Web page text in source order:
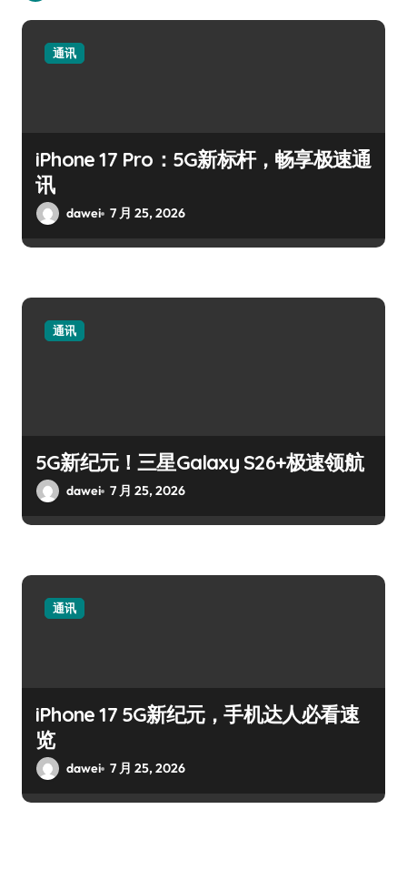
通讯
iPhone 17 Pro：5G新标杆，畅享极速通
讯
dawei 7 月 25, 2026
通讯
5G新纪元！三星Galaxy S26+极速领航
dawei 7 月 25, 2026
通讯
iPhone 17 5G新纪元，手机达人必看速
览
dawei 7 月 25, 2026